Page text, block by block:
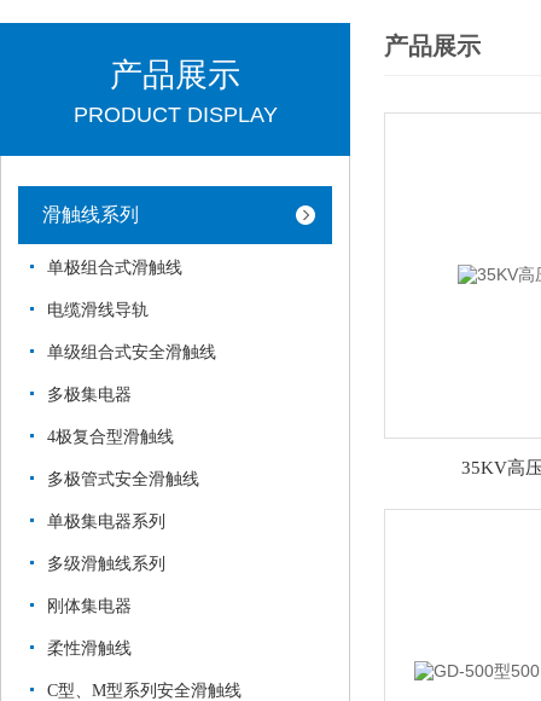
产品展示
PRODUCT DISPLAY
滑触线系列
单极组合式滑触线
电缆滑线导轨
单级组合式安全滑触线
多极集电器
4极复合型滑触线
多极管式安全滑触线
单极集电器系列
多级滑触线系列
刚体集电器
柔性滑触线
C型、M型系列安全滑触线
产品展示
35KV高